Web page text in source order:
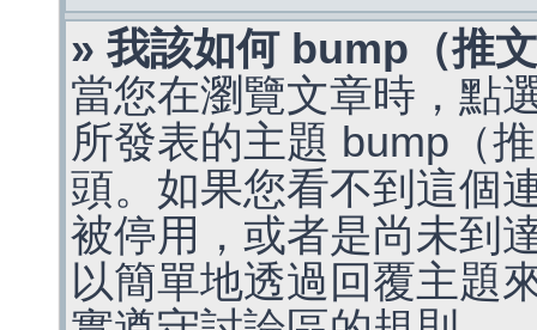
» 我該如何 bump（推
當您在瀏覽文章時，點
所發表的主題 bump（
頭。如果您看不到這個
被停用，或者是尚未到
以簡單地透過回覆主題